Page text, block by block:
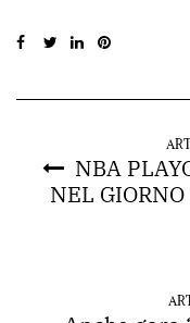
NBA
NEL